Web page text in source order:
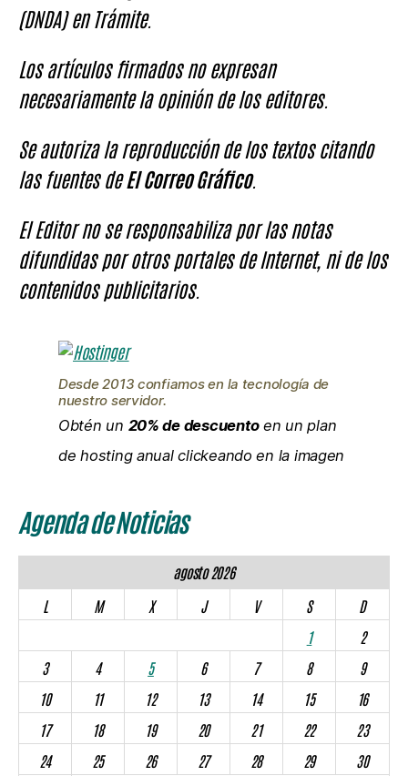
(DNDA) en Trámite.
Los artículos firmados no expresan
necesariamente la opinión de los editores.
Se autoriza la reproducción de los textos citando
las fuentes deEl Correo Gráfico.
El Editor no se responsabiliza por las notas
difundidas por otros portales de Internet, ni de los
contenidos publicitarios.
Desde 2013 confiamos en la tecnología de
nuestro servidor.
Obtén un 20% de descuentoen un plan
de hosting anual clickeando en la imagen
Agenda de Noticias
agosto 2026
L
M X J V S
D
1
2
3
4 5 6 7 8
9
10
11 12 13 14 15
16
17
18 19 20 21 22
23
24
25 26 27 28 29
30